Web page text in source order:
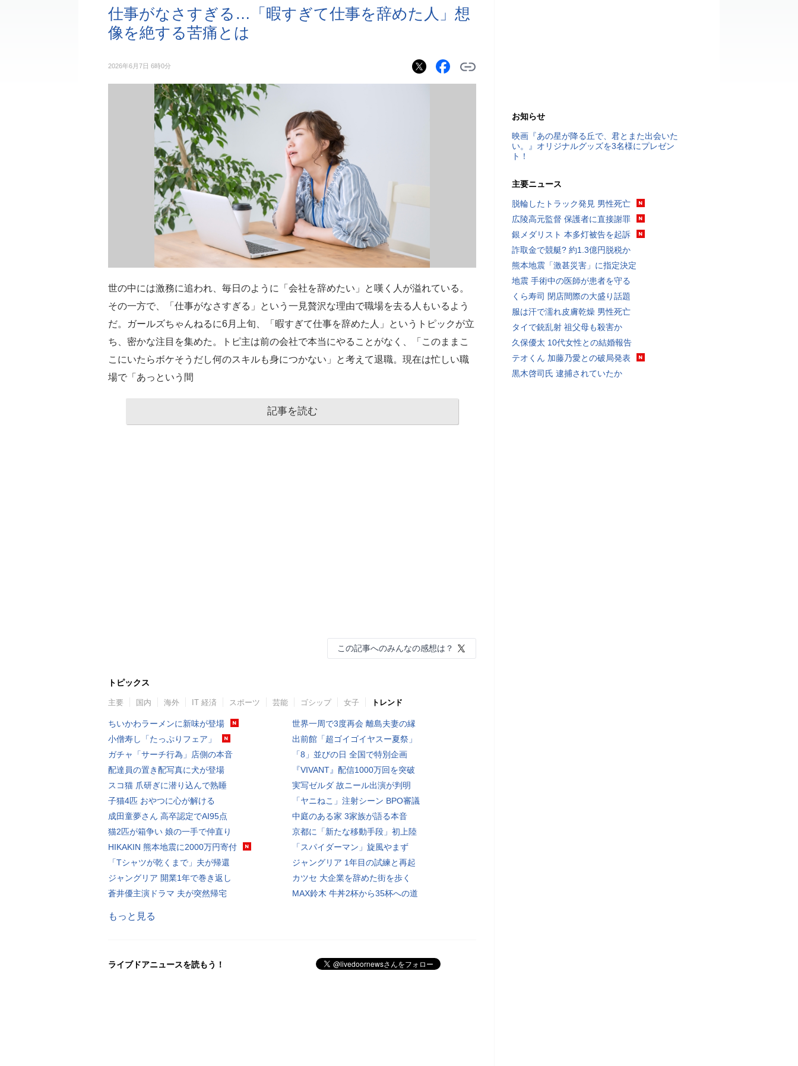
仕事がなさすぎる…「暇すぎて仕事を辞めた人」想
像を絶する苦痛とは
2026年6月7日 6時0分
世の中には激務に追われ、毎日のように「会社を辞めたい」と嘆く人が溢れている。
その一方で、「仕事がなさすぎる」という一見贅沢な理由で職場を去る人もいるよう
だ。ガールズちゃんねるに6月上旬、「暇すぎて仕事を辞めた人」というトピックが立
ち、密かな注目を集めた。トピ主は前の会社で本当にやることがなく、「このままこ
こにいたらボケそうだし何のスキルも身につかない」と考えて退職。現在は忙しい職
場で「あっという間
記事を読む
この記事へのみんなの感想は？
トピックス
主要 国内 海外 IT 経済 スポーツ 芸能 ゴシップ 女子 トレンド
ちいかわラーメンに新味が登場
小僧寿し「たっぷりフェア」
ガチャ「サーチ行為」店側の本音
配達員の置き配写真に犬が登場
スコ猫 爪研ぎに潜り込んで熟睡
子猫4匹 おやつに心が解ける
成田童夢さん 高卒認定でAI95点
猫2匹が箱争い 娘の一手で仲直り
HIKAKIN 熊本地震に2000万円寄付
「Tシャツが乾くまで」夫が帰還
ジャングリア 開業1年で巻き返し
蒼井優主演ドラマ 夫が突然帰宅
世界一周で3度再会 離島夫妻の縁
出前館「超ゴイゴイヤスー夏祭」
「8」並びの日 全国で特別企画
『VIVANT』配信1000万回を突破
実写ゼルダ 故ニール出演が判明
「ヤニねこ」注射シーン BPO審議
中庭のある家 3家族が語る本音
京都に「新たな移動手段」初上陸
「スパイダーマン」旋風やまず
ジャングリア 1年目の試練と再起
カツセ 大企業を辞めた街を歩く
MAX鈴木 牛丼2杯から35杯への道
もっと見る
ライブドアニュースを読もう！
お知らせ
映画『あの星が降る丘で、君とまた出会いた
い。』オリジナルグッズを3名様にプレゼン
ト！
主要ニュース
脱輪したトラック発見 男性死亡
広陵高元監督 保護者に直接謝罪
銀メダリスト 本多灯被告を起訴
詐取金で競艇? 約1.3億円脱税か
熊本地震「激甚災害」に指定決定
地震 手術中の医師が患者を守る
くら寿司 閉店間際の大盛り話題
服は汗で濡れ皮膚乾燥 男性死亡
タイで銃乱射 祖父母も殺害か
久保優太 10代女性との結婚報告
テオくん 加藤乃愛との破局発表
黒木啓司氏 逮捕されていたか